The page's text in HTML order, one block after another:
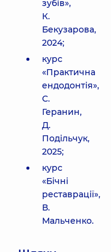
зубів»,
К.
Бекузарова,
2024;
курс
«Практична
ендодонтія»,
С.
Геранин,
Д.
Подільчук,
2025;
курс
«Бічні
реставрації»,
В.
Мальченко.